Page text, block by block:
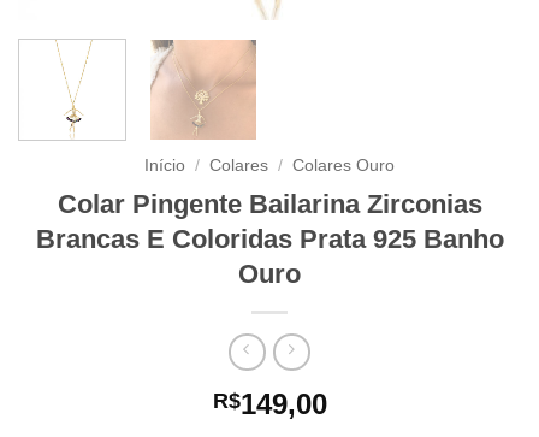
Início / Colares / Colares Ouro
Colar Pingente Bailarina Zirconias
Brancas E Coloridas Prata 925 Banho
Ouro
R$149,00